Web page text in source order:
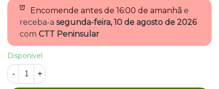
Encomende antes de 16:00 de amanhã e
receba-a segunda-feira, 10 de agosto de 2026
com CTT Peninsular
Disponível
- +